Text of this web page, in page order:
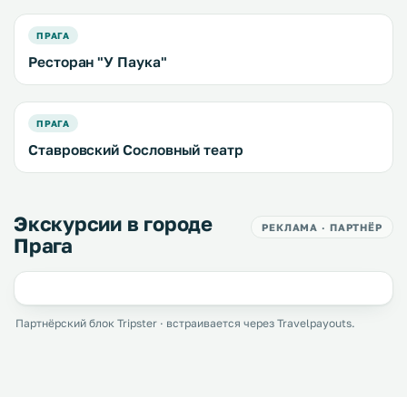
ПРАГА
Ресторан "У Паука"
ПРАГА
Ставровский Сословный театр
Экскурсии в городе
Прага
РЕКЛАМА · ПАРТНЁР
Партнёрский блок Tripster · встраивается через Travelpayouts.